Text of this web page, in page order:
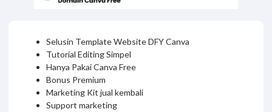
Selusin Template Website DFY Canva
Tutorial Editing Simpel
Hanya Pakai Canva Free
Bonus Premium
Marketing Kit jual kembali
Support marketing